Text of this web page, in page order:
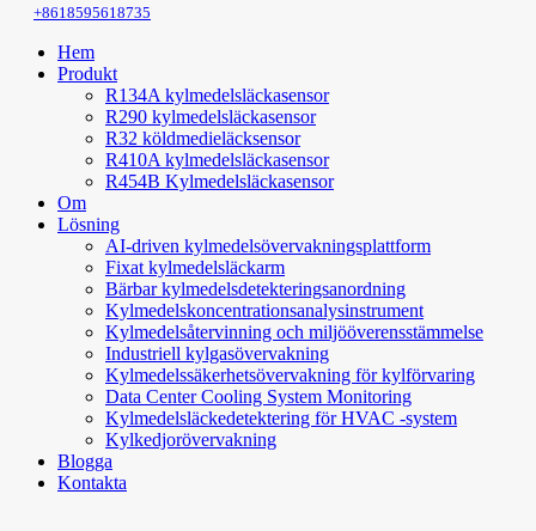
+8618595618735
Hem
Produkt
R134A kylmedelsläckasensor
R290 kylmedelsläckasensor
R32 köldmedieläcksensor
R410A kylmedelsläckasensor
R454B Kylmedelsläckasensor
Om
Lösning
AI-driven kylmedelsövervakningsplattform
Fixat kylmedelsläckarm
Bärbar kylmedelsdetekteringsanordning
Kylmedelskoncentrationsanalysinstrument
Kylmedelsåtervinning och miljööverensstämmelse
Industriell kylgasövervakning
Kylmedelssäkerhetsövervakning för kylförvaring
Data Center Cooling System Monitoring
Kylmedelsläckedetektering för HVAC -system
Kylkedjorövervakning
Blogga
Kontakta